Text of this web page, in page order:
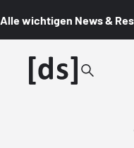
Alle wichtigen News &